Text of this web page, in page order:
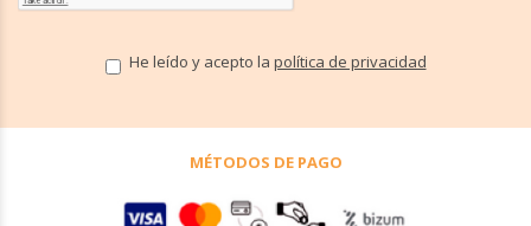
He leído y acepto la política de privacidad
MÉTODOS DE PAGO